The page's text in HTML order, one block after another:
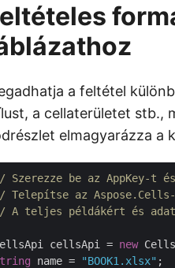
a feltétel
a cellaterületet stb.,
elmagyarázza a
Szerezze be az AppKey-t
Telepítse az Aspose.Cells-
A teljes példákért és
cellsApi = new
name = "BOOK1.xlsx"